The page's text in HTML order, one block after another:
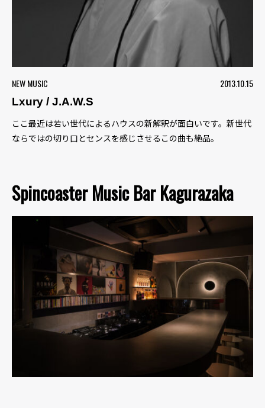
NEW MUSIC
2013.10.15
Lxury / J.A.W.S
ここ最近は若い世代によるハウスの新解釈が面白いです。新世代
ならではの切り口とセンスを感じさせるこの曲も絶品。
Spincoaster Music Bar Kagurazaka